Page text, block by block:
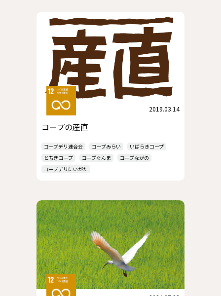
2019.03.14
コープの産直
コープデリ連合会 コープみらい
いばらきコープ
とちぎコープ
コープぐんま
コープながの
コープデリにいがた